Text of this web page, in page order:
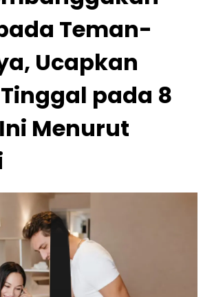
Teman-
Ucapkan
pada 8
Menurut